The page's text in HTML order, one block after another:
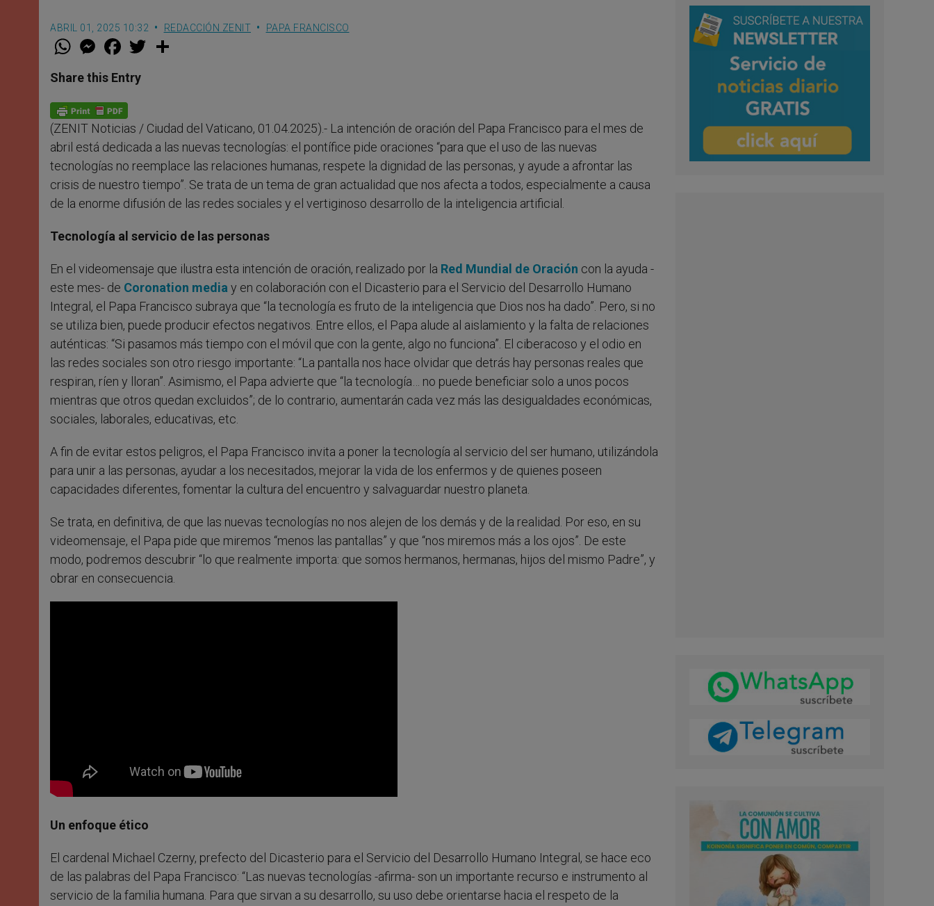
ABRIL 01, 2025 10:32 REDACCIÓN ZENIT PAPA FRANCISCO
W
t
s
p
p
M
e
s
e
g
e
r
F
a
e
b
o
k
w
Share this Entry
(ZENIT Noticias / Ciudad del Vaticano, 01.04.2025).- La intención de oración del Papa Francisco para el mes de
abril está dedicada a las nuevas tecnologías: el pontífice pide oraciones “para que el uso de las nuevas
tecnologías no reemplace las relaciones humanas, respete la dignidad de las personas, y ayude a afrontar las
crisis de nuestro tiempo”. Se trata de un tema de gran actualidad que nos afecta a todos, especialmente a causa
de la enorme difusión de las redes sociales y el vertiginoso desarrollo de la inteligencia artificial.
Tecnología al servicio de las personas
En el videomensaje que ilustra esta intención de oración, realizado por la Red Mundial de Oración con la ayuda -
este mes- de Coronation media y en colaboración con el Dicasterio para el Servicio del Desarrollo Humano
Integral, el Papa Francisco subraya que “la tecnología es fruto de la inteligencia que Dios nos ha dado”. Pero, si no
se utiliza bien, puede producir efectos negativos. Entre ellos, el Papa alude al aislamiento y la falta de relaciones
auténticas: “Si pasamos más tiempo con el móvil que con la gente, algo no funciona”. El ciberacoso y el odio en
las redes sociales son otro riesgo importante: “La pantalla nos hace olvidar que detrás hay personas reales que
respiran, ríen y lloran”. Asimismo, el Papa advierte que “la tecnología… no puede beneficiar solo a unos pocos
mientras que otros quedan excluidos”; de lo contrario, aumentarán cada vez más las desigualdades económicas,
sociales, laborales, educativas, etc.
A fin de evitar estos peligros, el Papa Francisco invita a poner la tecnología al servicio del ser humano, utilizándola
para unir a las personas, ayudar a los necesitados, mejorar la vida de los enfermos y de quienes poseen
capacidades diferentes, fomentar la cultura del encuentro y salvaguardar nuestro planeta.
Se trata, en definitiva, de que las nuevas tecnologías no nos alejen de los demás y de la realidad. Por eso, en su
videomensaje, el Papa pide que miremos “menos las pantallas” y que “nos miremos más a los ojos”. De este
modo, podremos descubrir “lo que realmente importa: que somos hermanos, hermanas, hijos del mismo Padre”, y
obrar en consecuencia.
Un enfoque ético
El cardenal Michael Czerny, prefecto del Dicasterio para el Servicio del Desarrollo Humano Integral, se hace eco
de las palabras del Papa Francisco: “Las nuevas tecnologías -afirma- son un importante recurso e instrumento al
servicio de la familia humana. Para que sirvan a su desarrollo, su uso debe orientarse hacia el respeto de la